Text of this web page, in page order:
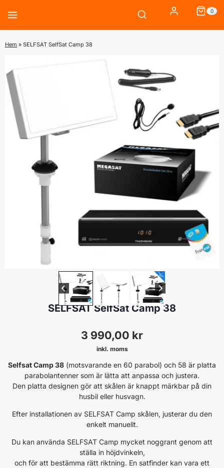
content
0
Hem » SELFSAT SelfSat Camp 38
SELFSAT
SELFSAT SelfSat Camp 38
3 990,00 kr
inkl. moms
Selfsat Camp 38 (motsvarande en 60 parabol) och 58 är platta
parabolantenner som är lätta att anpassa och justera.
Den platta designen gör att skålen är knappt märkbar på din
husbil eller husvagn.
Efter installationen av SELFSAT Camp skålen, justerar du den
enkelt manuellt.
Du kan använda SELFSAT Camp mycket noggrant genom att
ställa in höjdvinkeln,
och för att bestämma rätt riktning. En satfinder kan vara ett